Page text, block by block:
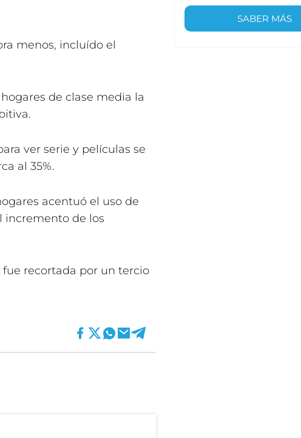
menos, incluído el
de clase media la
ver serie y películas se
al 35%.
acentuó el uso de
incremento de los
recortada por un tercio
SABER MÁS